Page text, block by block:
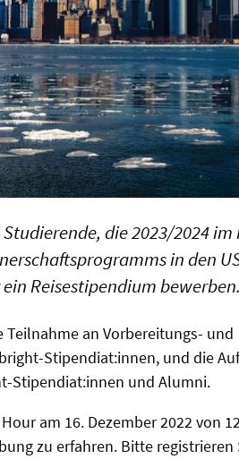
die 2023/2024 im
in den
Reisestipendium bewerben.
an Vorbereitungs- und
Stipendiat:innen, und die
Stipendiat:innen und Alumni.
am 16. Dezember 2022 von
zu erfahren. Bitte registrieren